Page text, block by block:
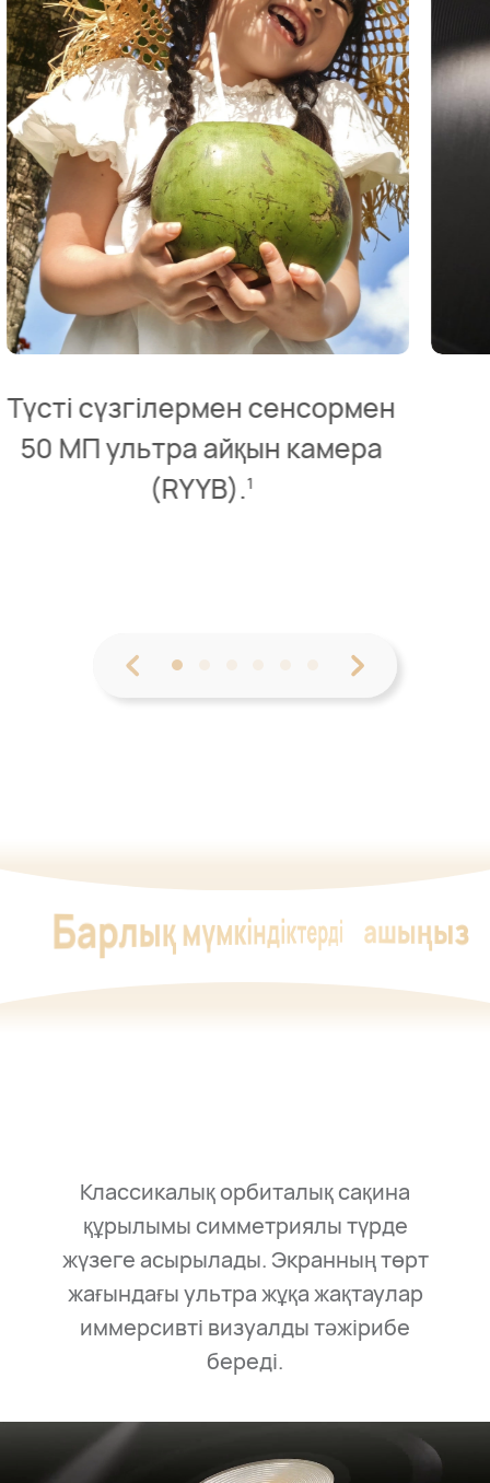
Өте қатты стерео
динамиктер.
Барлық мүмкіндіктерді ашыңыз
Классикалық орбиталық сақина
құрылымы симметриялы түрде
жүзеге асырылады. Экранның төрт
жағындағы ультра жұқа жақтаулар
иммерсивті визуалды тәжірибе
береді.